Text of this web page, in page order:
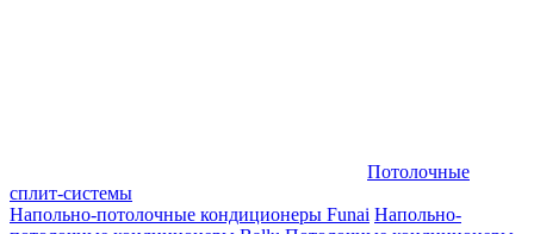
Потолочные
сплит-системы
Напольно-потолочные кондиционеры Funai Напольно-